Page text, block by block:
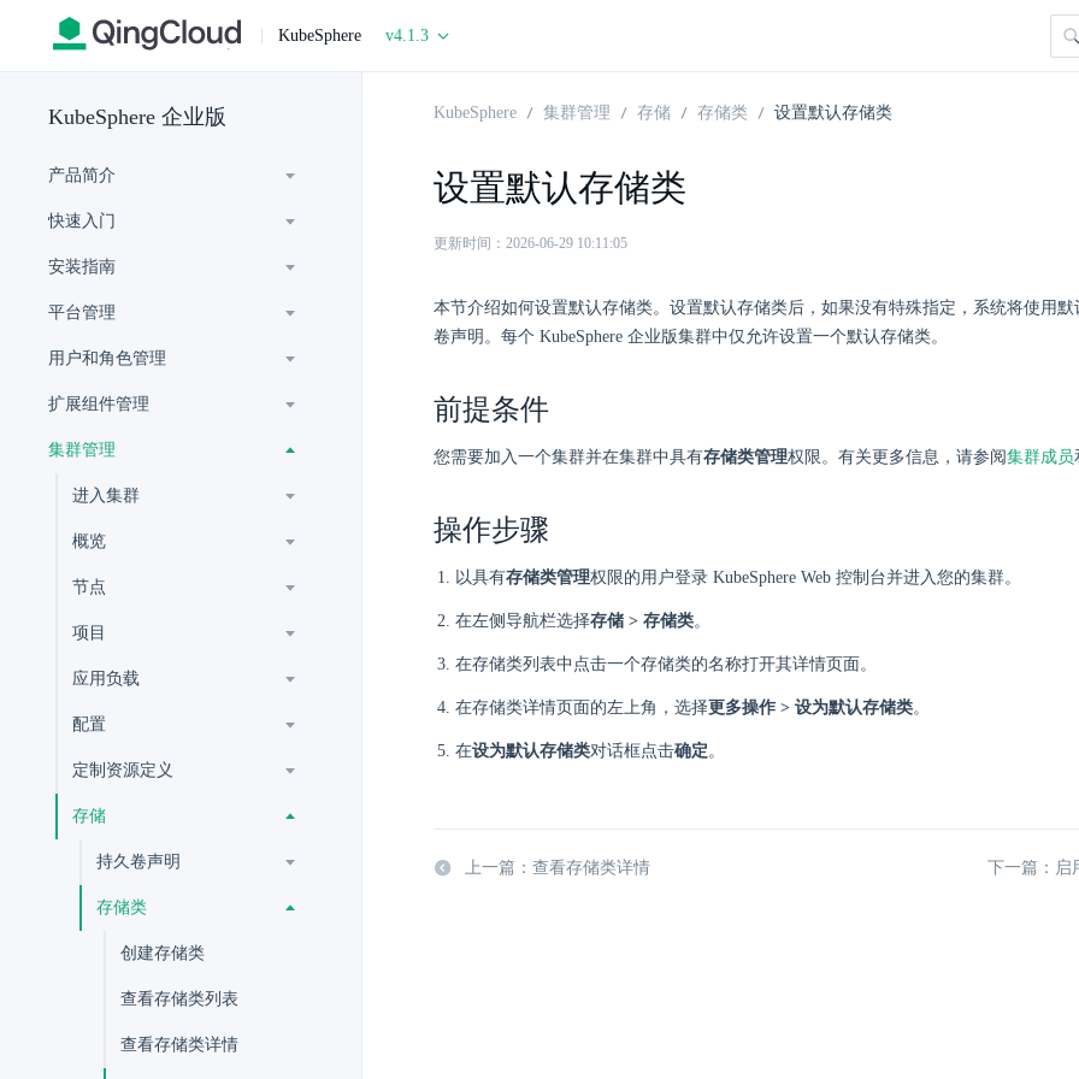
| KubeSphere v4.1.3
KubeSphere 企业版
产品简介
快速入门
安装指南
平台管理
用户和角色管理
扩展组件管理
集群管理
进入集群
概览
节点
项目
应用负载
配置
定制资源定义
存储
持久卷声明
存储类
创建存储类
查看存储类列表
查看存储类详情
KubeSphere 集群管理 存储 存储类 设置默认存储类
设置默认存储类
更新时间：2026-06-29 10:11:05
本节介绍如何设置默认存储类。设置默认存储类后，如果没有特殊指定，系统将使用默
卷声明。每个 KubeSphere 企业版集群中仅允许设置一个默认存储类。
前提条件
您需要加入一个集群并在集群中具有存储类管理权限。有关更多信息，请参阅集群成员
操作步骤
以具有存储类管理权限的用户登录 KubeSphere Web 控制台并进入您的集群。
在左侧导航栏选择存储 > 存储类。
在存储类列表中点击一个存储类的名称打开其详情页面。
在存储类详情页面的左上角，选择更多操作 > 设为默认存储类。
在设为默认存储类对话框点击确定。
上一篇：查看存储类详情 下一篇：启